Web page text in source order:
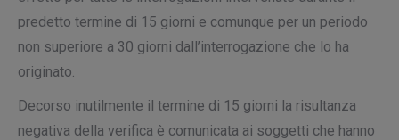
predetto termine di 15 giorni e comunque per un periodo
non superiore a 30 giorni dall’interrogazione che lo ha
originato.
Decorso inutilmente il termine di 15 giorni la risultanza
negativa della verifica è comunicata ai soggetti che hanno